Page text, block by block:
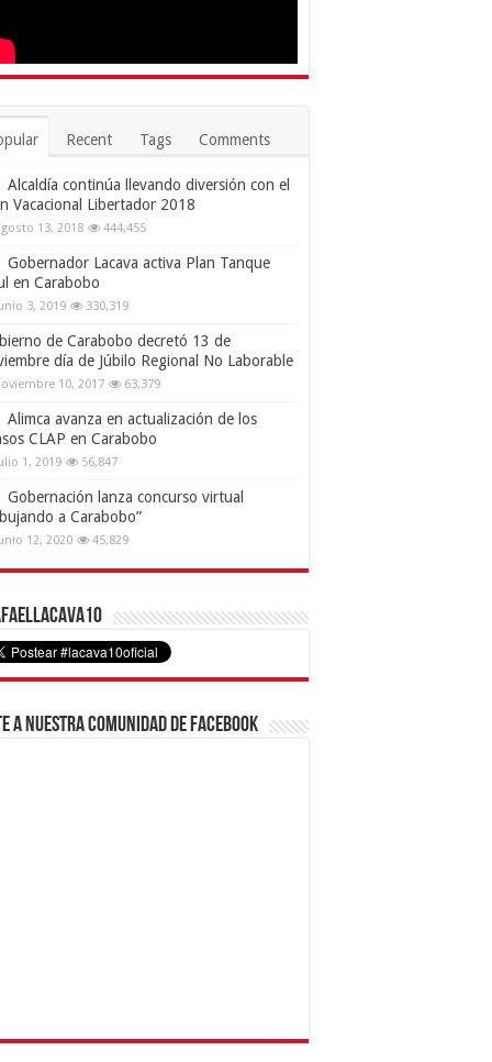
Recent Tags Comments
Alcaldía continúa llevando diversión con el
Vacacional Libertador 2018
13, 2018 444,455
Gobernador Lacava activa Plan Tanque
en Carabobo
3, 2019 330,319
de Carabobo decretó 13 de
día de Júbilo Regional No Laborable
10, 2017 63,379
Alimca avanza en actualización de los
CLAP en Carabobo
1, 2019 56,847
Gobernación lanza concurso virtual
a Carabobo”
12, 2020 45,829
a nuestra comunidad de Facebook